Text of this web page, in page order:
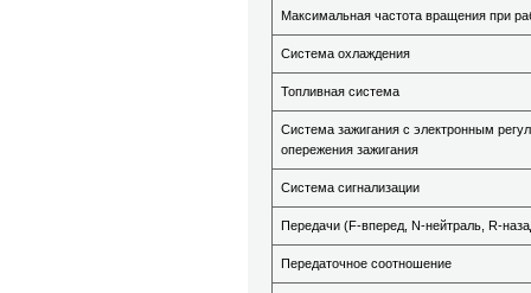
Максимальная частота вращения при
Система охлаждения
Топливная система
Система зажигания с электронным
опережения зажигания
Система сигнализации
Передачи (F-вперед, N-нейтраль, R-
Передаточное соотношение